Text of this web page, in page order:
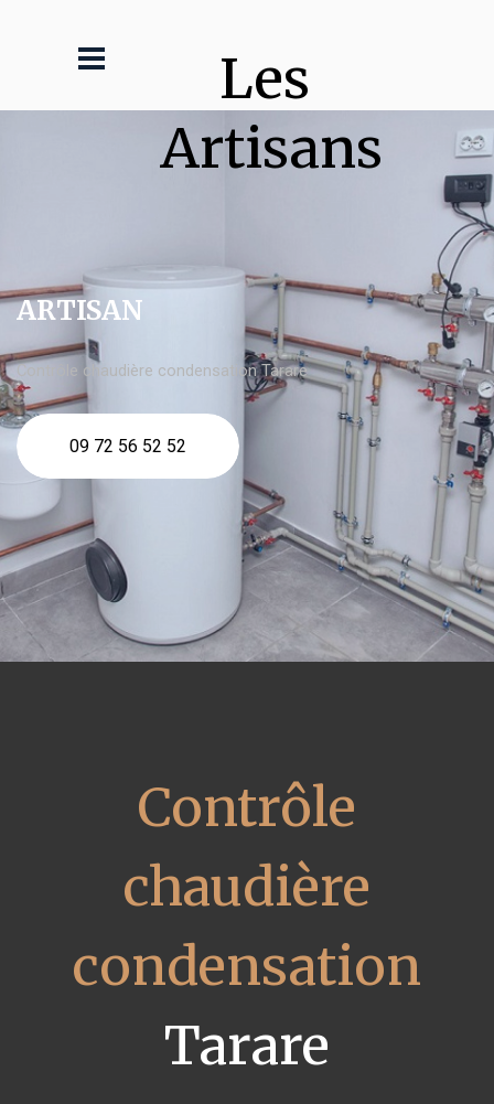
Les
Artisans
ARTISAN
Contrôle chaudière condensation Tarare
09 72 56 52 52
Contrôle
chaudière
condensation
Tarare